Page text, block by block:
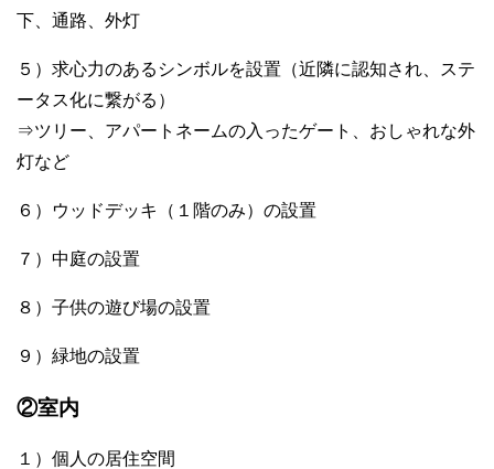
下、通路、外灯
５）求心力のあるシンボルを設置（近隣に認知され、ステ
ータス化に繋がる）
⇒ツリー、アパートネームの入ったゲート、おしゃれな外
灯など
６）ウッドデッキ（１階のみ）の設置
７）中庭の設置
８）子供の遊び場の設置
９）緑地の設置
②室内
１）個人の居住空間